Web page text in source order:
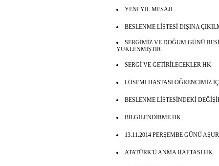
YENİ YIL MESAJI
BESLENME LİSTESİ DIŞINA
SERGİMİZ VE DOĞUM GÜNÜ
YÜKLENMİŞTİR
SERGİ VE GETİRİLECEKLER HK.
LÖSEMİ HASTASI ÖĞRENCİMİZ
BESLENME LİSTESİNDEKİ
BİLGİLENDİRME HK.
13.11.2014 PERŞEMBE GÜNÜ
ATATÜRK'Ü ANMA HAFTASI HK.